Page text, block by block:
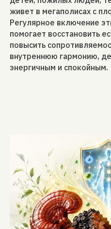
живет в мегаполисах с
Регулярное включение
помогает восстановить
повысить
внутреннюю гармонию,
энергичным и спокойным.